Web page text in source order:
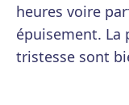
heures voire
épuisement. La
tristesse sont